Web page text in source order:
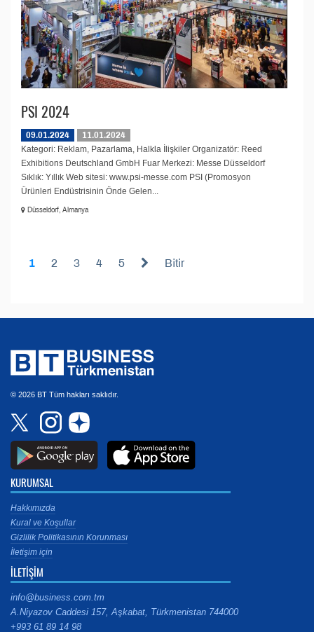
PSI 2024
09.01.2024
11.01.2024
Kategori: Reklam, Pazarlama, Halkla İlişkiler Organizatör: Reed
Exhibitions Deutschland GmbH Fuar Merkezi: Messe Düsseldorf
Sıklık: Yıllık Web sitesi: www.psi-messe.com PSI (Promosyon
Ürünleri Endüstrisinin Önde Gelen...
Düsseldorf, Almanya
1 2 3 4 5 Bitir
© 2026 BT Tüm hakları saklıdır.
KURUMSAL
Hakkımızda
Kural ve Koşullar
Gizlilik Politikasının Korunması
İletişim için
İLETİŞİM
info@business.com.tm
A.Niyazov Caddesi 157, Aşkabat, Türkmenistan 744000
+993 61 89 14 98